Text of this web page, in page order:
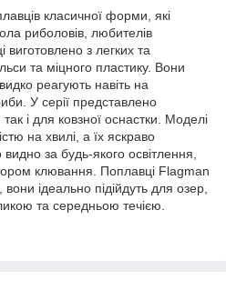
класичної форми, які
риболовів, любителів
виготовлено з легких та
та міцного пластику. Вони
реагують навіть на
У серії представлено
і для ковзної оснастки. Моделі
на хвилі, а їх яскраво
за будь-якого освітлення,
клювання. Поплавці Flagman
ідеально підійдуть для озер,
та середньою течією.